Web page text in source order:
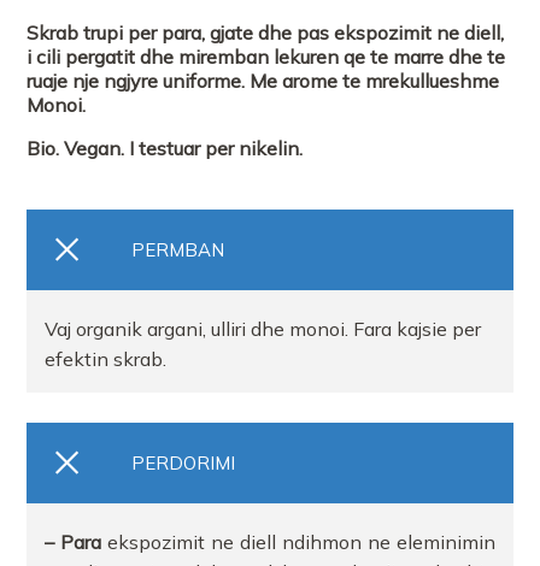
Skrab trupi per para, gjate dhe pas ekspozimit ne diell,
i cili pergatit dhe miremban lekuren qe te marre dhe te
ruaje nje ngjyre uniforme. Me arome te mrekullueshme
Monoi.
Bio. Vegan. I testuar per nikelin.
PERMBAN
Vaj organik argani, ulliri dhe monoi. Fara kajsie per
efektin skrab.
PERDORIMI
– Paraekspozimit ne diell ndihmon ne eleminimin